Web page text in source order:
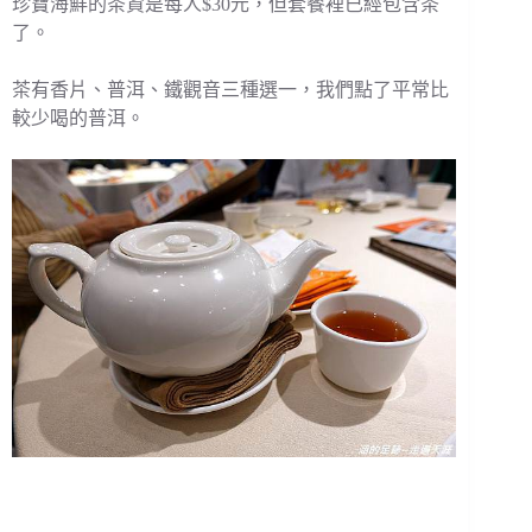
珍寶海鮮的茶資是每人$30元，但套餐裡已經包含茶
了。
茶有香片、普洱、鐵觀音三種選一，我們點了平常比
較少喝的普洱。